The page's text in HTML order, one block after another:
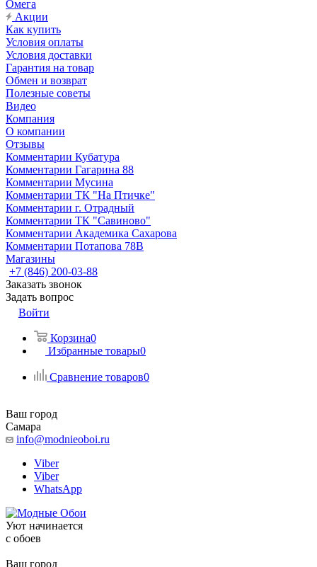
Омега
Акции
Как купить
Условия оплаты
Условия доставки
Гарантия на товар
Обмен и возврат
Полезные советы
Видео
Компания
О компании
Отзывы
Комментарии Кубатура
Комментарии Гагарина 88
Комментарии Мусина
Комментарии ТК "На Птичке"
Комментарии г. Отрадный
Комментарии ТК "Савиново"
Комментарии Академика Сахарова
Комментарии Потапова 78В
Магазины
+7 (846) 200-03-88
Заказать звонок
Задать вопрос
Войти
Корзина0
Избранные товары0
Сравнение товаров0
Ваш город
Самара
info@modnieoboi.ru
Viber
Viber
WhatsApp
Уют начинается
c обоев
Ваш город